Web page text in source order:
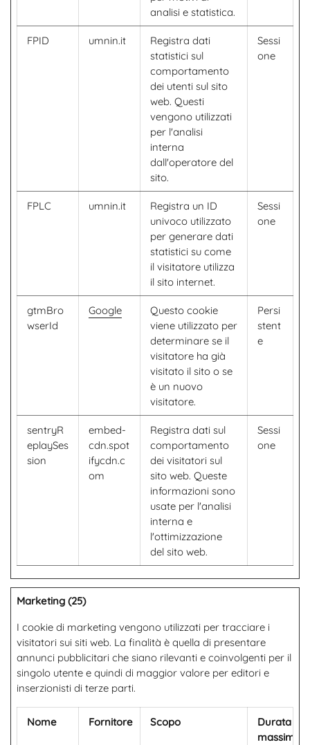
analisi e statistica.
FPID umnin.it
Registra dati
statistici sul
comportamento
dei utenti sul sito
web. Questi
vengono utilizzati
per l'analisi
interna
dall'operatore del
sito.
Sessi
one
FPLC umnin.it
Registra un ID
univoco utilizzato
per generare dati
statistici su come
il visitatore utilizza
il sito internet.
Sessi
one
gtmBro
wserId
Google
Questo cookie
viene utilizzato per
determinare se il
visitatore ha già
visitato il sito o se
è un nuovo
visitatore.
Persi
stent
e
sentryR
eplaySes
sion
embed-
cdn.spot
ifycdn.c
om
Registra dati sul
comportamento
dei visitatori sul
sito web. Queste
informazioni sono
usate per l'analisi
interna e
l'ottimizzazione
del sito web.
Sessi
one
Marketing (25)
I cookie di marketing vengono utilizzati per tracciare i
visitatori sui siti web. La finalità è quella di presentare
annunci pubblicitari che siano rilevanti e coinvolgenti per il
singolo utente e quindi di maggior valore per editori e
inserzionisti di terze parti.
Nome Fornitore Scopo
Durata
massima